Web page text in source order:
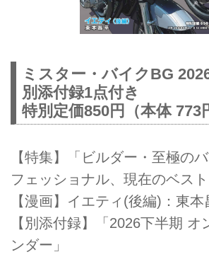
ミスター・バイクBG
別添付録1点付き
特別定価850円（本体 773
【特集】「ビルダー・至極の
フェッショナル、現在のベス
【漫画】イエティ(後編)：東本
【別添付録】「2026下半期 オ
ンダー」